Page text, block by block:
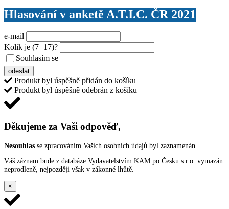
Hlasování v anketě A.T.I.C. ČR 2021
e-mail
Kolik je (7+17)?
Souhlasím se
odeslat
Produkt byl úspěšně přidán do košíku
Produkt byl úspěšně odebrán z košíku
Děkujeme za Vaši odpověď,
Nesouhlas se zpracováním Vašich osobních údajů byl zaznamenán.
Váš záznam bude z databáze Vydavatelstvím KAM po Česku s.r.o. vymazán
neprodleně, nejpozději však v zákonné lhůtě.
×